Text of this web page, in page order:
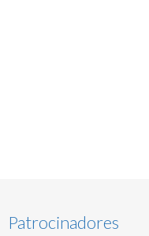
Patrocinadores